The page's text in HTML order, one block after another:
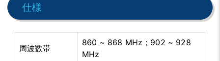
仕様
周波数帯
860 ~ 868 MHz；902 ~ 928
MHz